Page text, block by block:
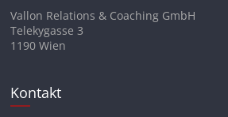
Vallon Relations & Coaching GmbH
Telekygasse 3
1190 Wien
Kontakt